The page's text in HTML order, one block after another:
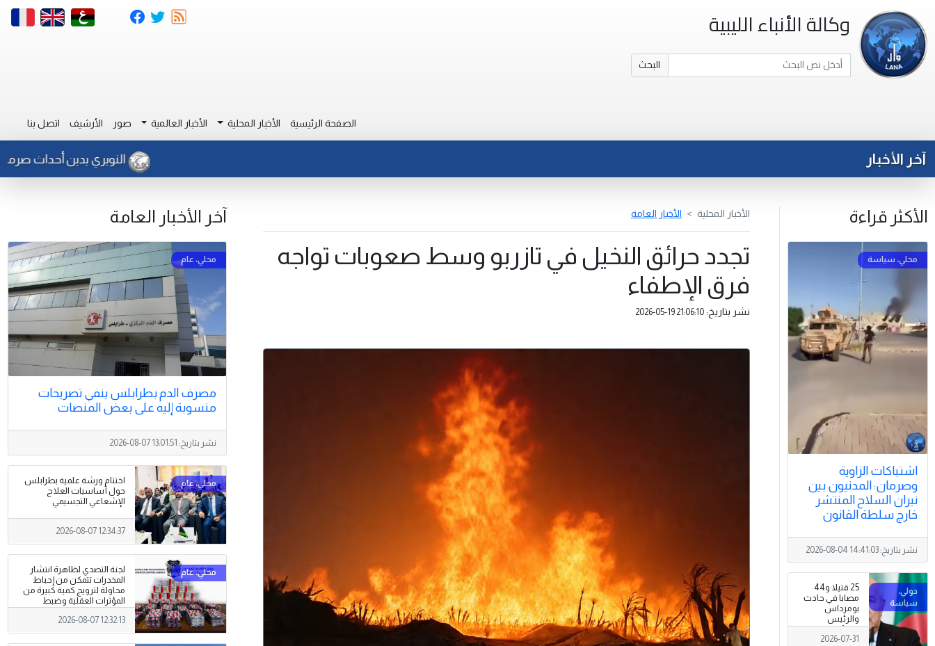
وكالة الأنباء الليبية
البحث
الصفحة الرئيسية الأخبار المحلية الأخبار العالمية صور الأرشيف اتصل بنا
آخر الأخبار النويري يدين أحداث صرمان
الأكثر قراءة
اشتباكات الزاوية
وصرمان: المدنيون بين
نيران السلاح المنتشر
خارج سلطة القانون
نشر بتاريخ:2026-08-04 14:41:03
25 قتيلا و44
مصابا في حادث
بومرداس
والرئيس
الجزائري يعلن
الحداد .
2026-07-31
الأخبار المحلية الأخبار العامة
تجدد حرائق النخيل في تازربو وسط صعوبات تواجه
فرق الإطفاء
نشر بتاريخ: 2026-05-19 21:06:10
آخر الأخبار العامة
مصرف الدم بطرابلس ينفي تصريحات
منسوبة إليه على بعض المنصات
نشر بتاريخ: 2026-08-07 13:01:51
اختتام ورشة علمية بطرابلس
حول أساسيات العلاج
الإشعاعي التجسيمي
2026-08-07 12:34:37
لجنة التصدي لظاهرة انتشار
المخدرات تتمكن من إحباط
محاولة لترويج كمية كبيرة من
المؤثرات العقلية وضبط
المتورط .
2026-08-07 12:32:13